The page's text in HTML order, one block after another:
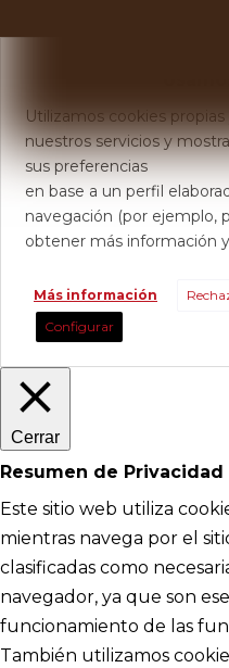
Utilizamos cookies
nuestros servicios y
sus preferencias
en base a un perfil
navegación (por ejemplo,
obtener más información
Más información
Configurar
Cerrar
Resumen de Privacidad
Este sitio web utiliza
mientras navega por el
clasificadas como
navegador, ya que son
funcionamiento de las
También utilizamos